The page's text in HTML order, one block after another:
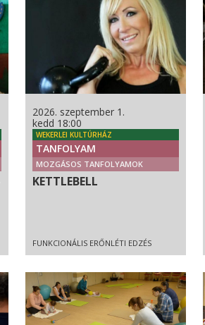
2026. szeptember 1.
kedd 18:00
WEKERLEI KULTÚRHÁZ
TANFOLYAM
MOZGÁSOS TANFOLYAMOK
KETTLEBELL
FUNKCIONÁLIS ERŐNLÉTI EDZÉS